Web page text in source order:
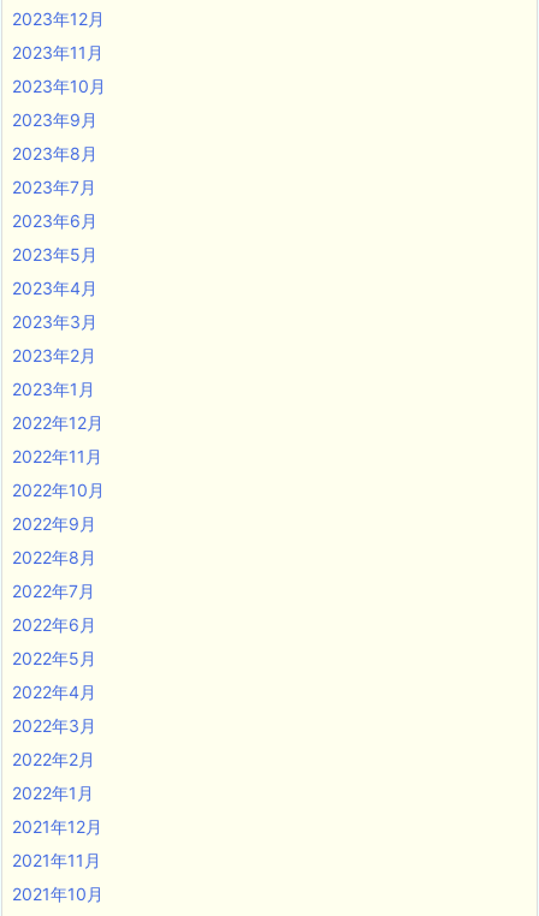
2023年12月
2023年11月
2023年10月
2023年9月
2023年8月
2023年7月
2023年6月
2023年5月
2023年4月
2023年3月
2023年2月
2023年1月
2022年12月
2022年11月
2022年10月
2022年9月
2022年8月
2022年7月
2022年6月
2022年5月
2022年4月
2022年3月
2022年2月
2022年1月
2021年12月
2021年11月
2021年10月